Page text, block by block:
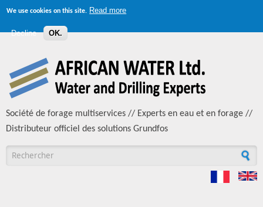
We use cookies on this site. Read more
Decline OK.
Société de forage multiservices // Experts en eau et en forage //
Distributeur officiel des solutions Grundfos